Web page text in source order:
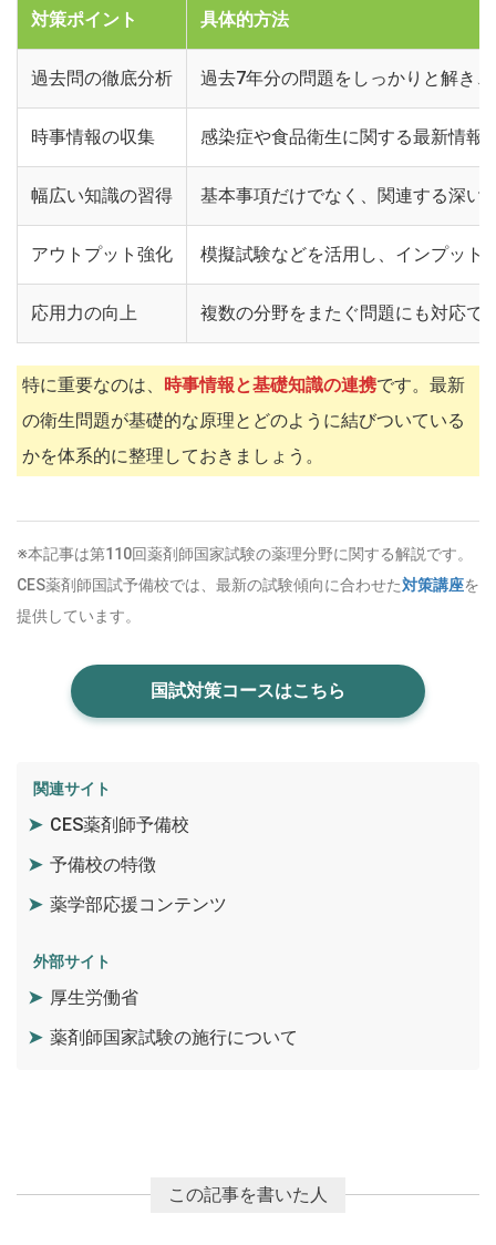
対策ポイント 具体的方法
過去問の徹底分析 過去7年分の問題をしっかりと解き
時事情報の収集 感染症や食品衛生に関する最新情報
幅広い知識の習得 基本事項だけでなく、関連する深い
アウトプット強化 模擬試験などを活用し、インプット
応用力の向上 複数の分野をまたぐ問題にも対応で
特に重要なのは、 時事情報と基礎知識の連携です。最新
の衛生問題が基礎的な原理とどのように結びついている
かを体系的に整理しておきましょう。
※本記事は第110回薬剤師国家試験の薬理分野に関する解説です。
CES薬剤師国試予備校では、最新の試験傾向に合わせた対策講座を
提供しています。
国試対策コースはこちら
関連サイト
CES薬剤師予備校
予備校の特徴
薬学部応援コンテンツ
外部サイト
厚生労働省
薬剤師国家試験の施行について